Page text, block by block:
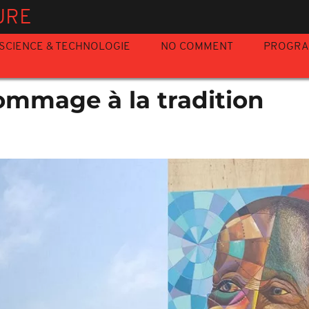
SCIENCE & TECHNOLOGIE NO COMMENT
à la tradition